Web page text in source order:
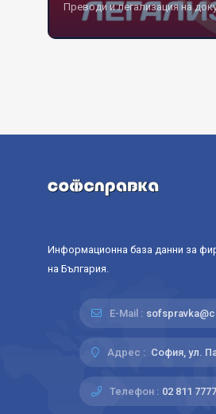
Преводи и легализация на
Информационна база данни за
на България.
E-Mail :
Адрес : София, ул.
Телефон : 02 811 7777